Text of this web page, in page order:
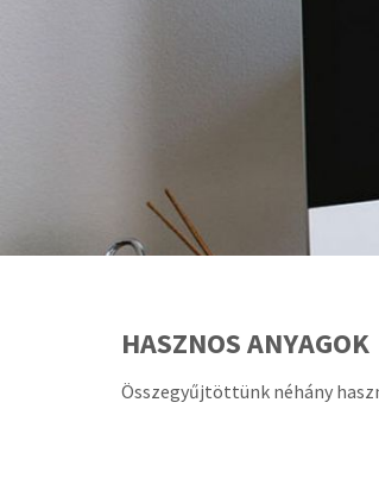
HASZNOS ANYAGOK
Összegyűjtöttünk néhány